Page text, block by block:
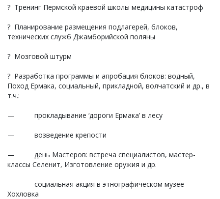
? Тренинг Пермской краевой школы медицины катастроф
? Планирование размещения подлагерей, блоков,
технических служб Джамборийской поляны
? Мозговой штурм
? Разработка программы и апробация блоков: водный,
Поход Ермака, социальный, прикладной, волчатский и др., в
т.ч.:
— прокладывание ‘дороги Ермака’ в лесу
— возведение крепости
— день Мастеров: встреча специалистов, мастер-
классы Селенит, Изготовление оружия и др.
— социальная акция в этнографическом музее
Хохловка